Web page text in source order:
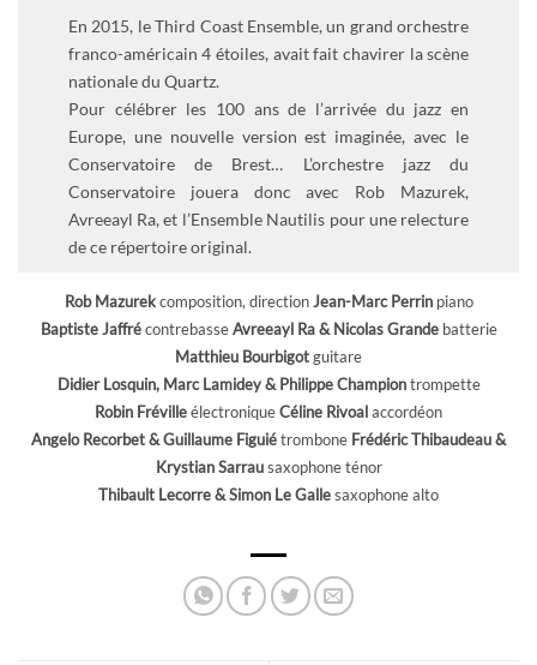
En 2015, le Third Coast Ensemble, un grand orchestre
franco-américain 4 étoiles, avait fait chavirer la scène
nationale du Quartz.
Pour célébrer les 100 ans de l’arrivée du jazz en
Europe, une nouvelle version est imaginée, avec le
Conservatoire de Brest… L’orchestre jazz du
Conservatoire jouera donc avec Rob Mazurek,
Avreeayl Ra, et l’Ensemble Nautilis pour une relecture
de ce répertoire original.
Rob Mazurekcomposition, directionJean-Marc Perrinpiano
Baptiste JaffrécontrebasseAvreeayl Ra & Nicolas Grandebatterie
Matthieu Bourbigotguitare
Didier Losquin, Marc Lamidey & Philippe Championtrompette
Robin FrévilleélectroniqueCéline Rivoalaccordéon
Angelo Recorbet & Guillaume Figuiétrombone Frédéric Thibaudeau &
Krystian Sarrausaxophone ténor
Thibault Lecorre & Simon Le Gallesaxophone alto